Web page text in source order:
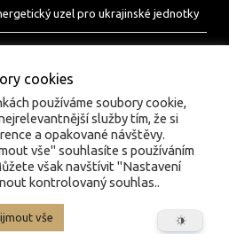
uzel pro ukrajinské jednotky
Jan Tofl, Plzeň | ISSN 3029-
cookies
používáme soubory cookie,
služby tím, že si
a opakované návštěvy.
vše" souhlasíte s používáním
však navštívit "Nastavení
kontrolovaný souhlas..
vše